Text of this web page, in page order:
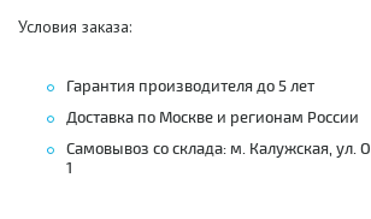
Условия заказа:
Гарантия производителя до 5 лет
Доставка по Москве и регионам России
Самовывоз со склада: м. Калужская, ул.
1